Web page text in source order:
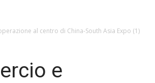
al centro di China-South Asia Expo (1)
e